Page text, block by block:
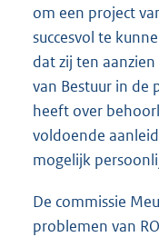
om een project
succesvol te
dat zij ten
van Bestuur in de
heeft over
voldoende
mogelijk
De commissie
problemen van